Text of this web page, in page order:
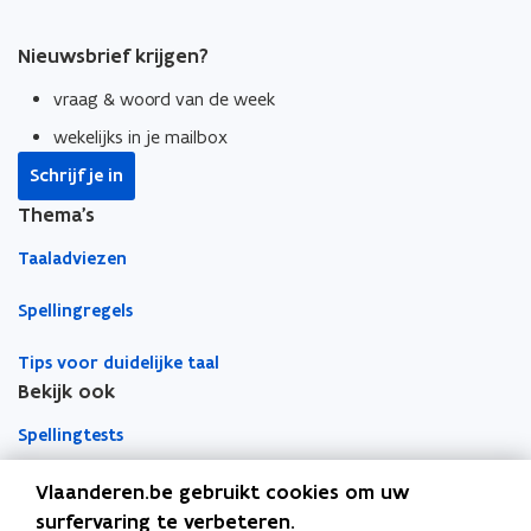
Nieuwsbrief krijgen?
vraag & woord van de week
wekelijks in je mailbox
Schrijf je in
Thema's
Taaladviezen
Spellingregels
Tips voor duidelijke taal
Bekijk ook
Spellingtests
Boek- en webwijzer
Vlaanderen.be gebruikt cookies om uw
surfervaring te verbeteren.